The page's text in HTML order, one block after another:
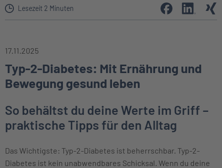
Lesezeit 2 Minuten
17.11.2025
Typ-2-Diabetes: Mit Ernährung und
Bewegung gesund leben
So behältst du deine Werte im Griff –
praktische Tipps für den Alltag
Das Wichtigste: Typ-2-Diabetes ist beherrschbar. Typ-2-
Diabetes ist kein unabwendbares Schicksal. Wenn du deine